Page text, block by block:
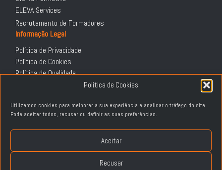
Política de Cookies
Utilizamos cookies para melhorar a sua experiência e analisar o tráfego do site.
Pode aceitar todos, recusar ou definir as suas preferências.
Aceitar
Recusar
ELEVA Services
Recrutamento de Formadores
Informação Legal
Política de Privacidade
Política de Cookies
Política de Qualidade
Política de Devoluções e Reembolsos
Livro de Reclamações